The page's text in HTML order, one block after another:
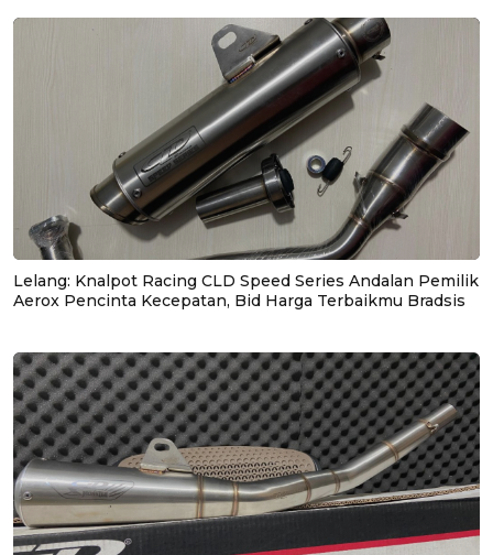
Lelang: Knalpot Racing CLD Speed Series Andalan Pemilik
Aerox Pencinta Kecepatan, Bid Harga Terbaikmu Bradsis